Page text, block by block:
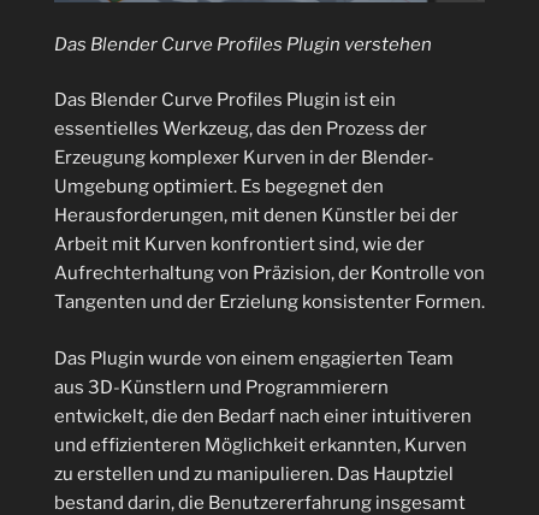
Das Blender Curve Profiles Plugin verstehen
Das Blender Curve Profiles Plugin ist ein
essentielles Werkzeug,das den Prozess der
Erzeugung komplexer Kurven in der Blender-
Umgebung optimiert. Es begegnet den
Herausforderungen, mit denen Künstler bei der
Arbeit mit Kurven konfrontiert sind, wie der
Aufrechterhaltung von Präzision, der Kontrolle von
Tangenten und der Erzielung konsistenter Formen.
Das Plugin wurde von einem engagierten Team
aus 3D-Künstlern und Programmierern
entwickelt, die den Bedarf nach einer intuitiveren
und effizienteren Möglichkeit erkannten, Kurven
zu erstellen und zu manipulieren. Das Hauptziel
bestand darin, die Benutzererfahrung insgesamt